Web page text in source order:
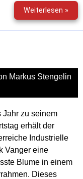
Weiterlesen »
Markus Stengelin
Jahr zu seinem
erhält der
Industrielle
Vanger eine
Blume in einem
Dieses